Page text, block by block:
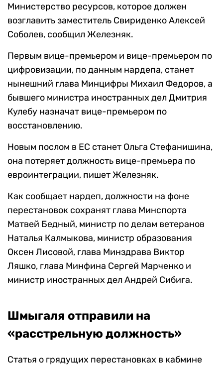
Министерство ресурсов, которое должен
возглавить заместитель Свириденко Алексей
Соболев, сообщил Железняк.
Первым вице-премьером и вице-премьером по
цифровизации, по данным нардепа, станет
нынешний глава Минцифры Михаил Федоров, а
бывшего министра иностранных дел Дмитрия
Кулебу назначат вице-премьером по
восстановлению.
Новым послом в ЕС станет Ольга Стефанишина,
она потеряет должность вице-премьера по
евроинтеграции, пишет Железняк.
Как сообщает нардеп, должности на фоне
перестановок сохранят глава Минспорта
Матвей Бедный, министр по делам ветеранов
Наталья Калмыкова, министр образования
Оксен Лисовой, глава Минздрава Виктор
Ляшко, глава Минфина Сергей Марченко и
министр иностранных дел Андрей Сибига.
Шмыгаля отправили на
«расстрельную должность»
Статья о грядущих перестановках в кабмине